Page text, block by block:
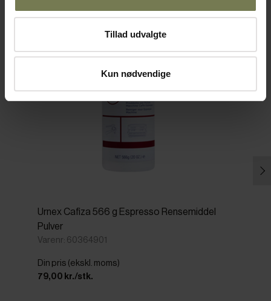
Tillad udvalgte
Kun nødvendige
Urnex Cafiza 566 g Espresso Rensemiddel
Pulver
Varenr: 60364901
Din pris (ekskl. moms)
79,00 kr./stk.